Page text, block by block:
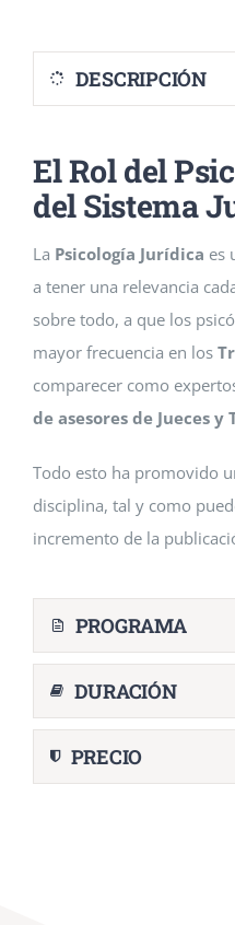
Conócenos
Contacto
DESCRIPCIÓN
El Rol del
del Sistema
La Psicología Jurídica es
a tener una relevancia
sobre todo, a que los
mayor frecuencia en los
comparecer como
de asesores de Jueces y
Todo esto ha promovido
disciplina, tal y como
incremento de la
PROGRAMA
DURACIÓN
PRECIO